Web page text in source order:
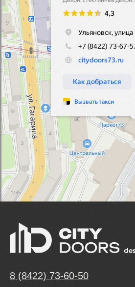
Политика конфиденциальности
Карта сайта
© 2024. Салон дверей CITY DOORS.
Все права защищены
Разработка сайта